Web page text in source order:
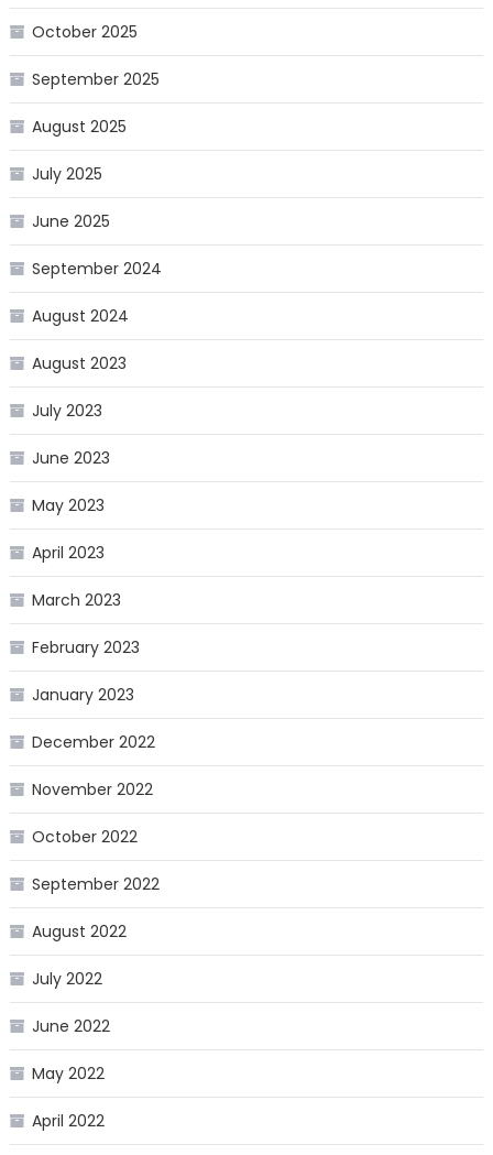
October 2025
September 2025
August 2025
July 2025
June 2025
September 2024
August 2024
August 2023
July 2023
June 2023
May 2023
April 2023
March 2023
February 2023
January 2023
December 2022
November 2022
October 2022
September 2022
August 2022
July 2022
June 2022
May 2022
April 2022